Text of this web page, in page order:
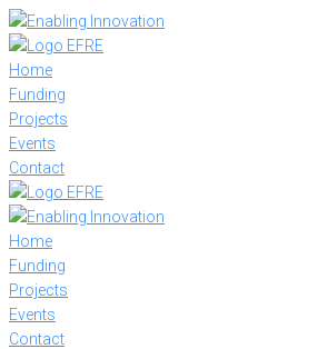
Skip
to
content
Home
Funding
Projects
Events
Contact
Home
Funding
Projects
Events
Contact